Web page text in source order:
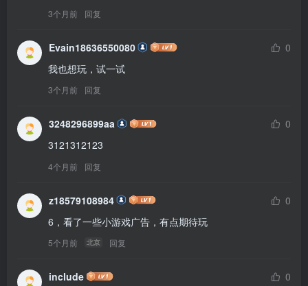
3个月前 回复
Evain18636550080
0
我也想玩，试一试
3个月前 回复
3248296899aa
0
3121312123
4个月前 回复
z18579108984
0
6，看了一些小游戏广告，有点期待玩
5个月前 北京 回复
include
0